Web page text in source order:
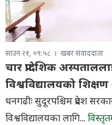
साउन २१, ०९:५८ खबर संवाददाता
चार प्रादेशिक
विश्वविद्यालयको
धनगढीः सुदूरपश्चिम प्रदेश
विश्वविद्यालयका लागि...